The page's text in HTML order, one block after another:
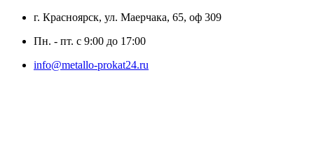
г. Красноярск, ул. Маерчака, 65, оф 309
Пн. - пт. с 9:00 до 17:00
info@metallo-prokat24.ru